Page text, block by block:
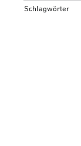
Schlagwörter